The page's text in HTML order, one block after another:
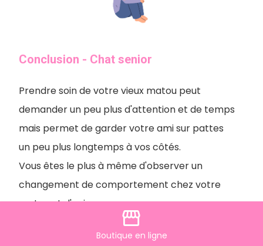
Conclusion - Chat senior
Prendre soin de votre vieux matou peut
demander un peu plus d'attention et de temps
mais permet de garder votre ami sur pattes
un peu plus longtemps à vos côtés.
Vous êtes le plus à même d'observer un
changement de comportement chez votre
matou et d'agir.
En suivant ces quelques recommandations,
vous offrez à votre chat une belle vie à tout
storefront
Boutique en ligne